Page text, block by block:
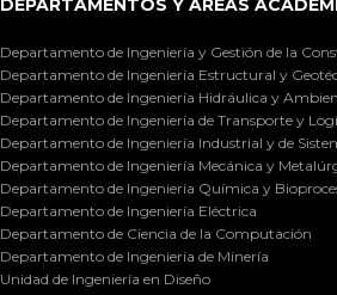
DEPARTAMENTOS Y ÁREAS
Departamento de Ingeniería y Gestión de la
Departamento de Ingeniería Estructural y
Departamento de Ingeniería Hidráulica y
Departamento de Ingeniería de Transporte y
Departamento de Ingeniería Industrial y de
Departamento de Ingeniería Mecánica y
Departamento de Ingeniería Química y
Departamento de Ingeniería Eléctrica
Departamento de Ciencia de la Computación
Departamento de Ingeniería de Minería
Unidad de Ingeniería en Diseño